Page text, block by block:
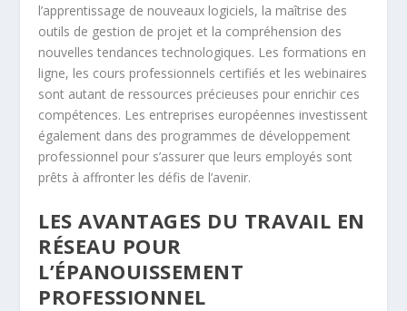
l’apprentissage de nouveaux logiciels, la maîtrise des
outils de gestion de projet et la compréhension des
nouvelles tendances technologiques. Les formations en
ligne, les cours professionnels certifiés et les webinaires
sont autant de ressources précieuses pour enrichir ces
compétences. Les entreprises européennes investissent
également dans des programmes de développement
professionnel pour s’assurer que leurs employés sont
prêts à affronter les défis de l’avenir.
LES AVANTAGES DU TRAVAIL EN
RÉSEAU POUR
L’ÉPANOUISSEMENT
PROFESSIONNEL